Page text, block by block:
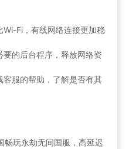
Fi，有线网络连接更加稳
的后台程序，释放网络资
服的帮助，了解是否有其
畅玩永劫无间国服，高延迟